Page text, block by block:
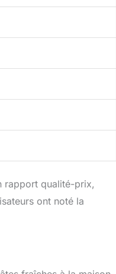
rapport qualité-prix,
ont noté la